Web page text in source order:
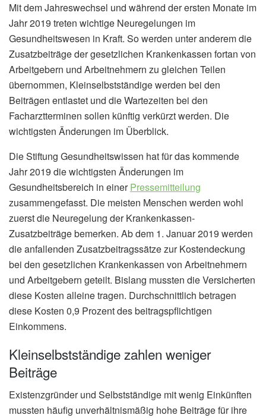
Mit dem Jahreswechsel und während der ersten Monate im
Jahr 2019 treten wichtige Neuregelungen im
Gesundheitswesen in Kraft. So werden unter anderem die
Zusatzbeiträge der gesetzlichen Krankenkassen fortan von
Arbeitgebern und Arbeitnehmern zu gleichen Teilen
übernommen, Kleinselbstständige werden bei den
Beiträgen entlastet und die Wartezeiten bei den
Facharztterminen sollen künftig verkürzt werden. Die
wichtigsten Änderungen im Überblick.
Die Stiftung Gesundheitswissen hat für das kommende
Jahr 2019 die wichtigsten Änderungen im
Gesundheitsbereich in einerPressemitteilung
zusammengefasst. Die meisten Menschen werden wohl
zuerst die Neuregelung der Krankenkassen-
Zusatzbeiträge bemerken. Ab dem 1. Januar 2019 werden
die anfallenden Zusatzbeitragssätze zur Kostendeckung
bei den gesetzlichen Krankenkassen von Arbeitnehmern
und Arbeitgebern geteilt. Bislang mussten die Versicherten
diese Kosten alleine tragen. Durchschnittlich betragen
diese Kosten 0,9 Prozent des beitragspflichtigen
Einkommens.
Kleinselbstständige zahlen weniger
Beiträge
Existenzgründer und Selbstständige mit wenig Einkünften
mussten häufig unverhältnismäßig hohe Beiträge für ihre